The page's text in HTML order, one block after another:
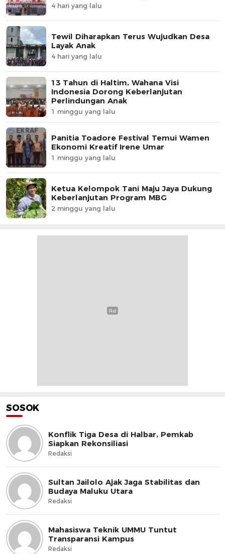
4 hari yang lalu
Tewil Diharapkan Terus Wujudkan Desa
Layak Anak
4 hari yang lalu
13 Tahun di Haltim, Wahana Visi
Indonesia Dorong Keberlanjutan
Perlindungan Anak
1 minggu yang lalu
Panitia Toadore Festival Temui Wamen
Ekonomi Kreatif Irene Umar
1 minggu yang lalu
Ketua Kelompok Tani Maju Jaya Dukung
Keberlanjutan Program MBG
2 minggu yang lalu
SOSOK
Konflik Tiga Desa di Halbar, Pemkab
Siapkan Rekonsiliasi
Redaksi
Sultan Jailolo Ajak Jaga Stabilitas dan
Budaya Maluku Utara
Redaksi
Mahasiswa Teknik UMMU Tuntut
Transparansi Kampus
Redaksi